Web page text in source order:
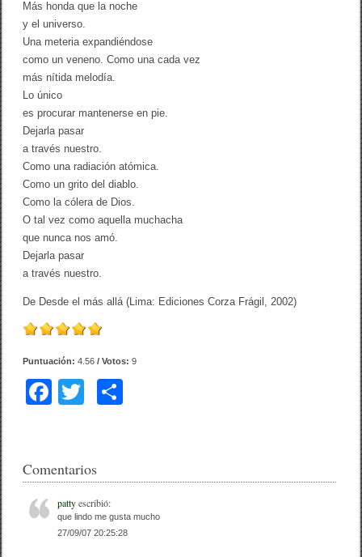
Más honda que la noche
y el universo.
Una meteria expandiéndose
como un veneno. Como una cada vez
más nítida melodía.
Lo único
es procurar mantenerse en pie.
Dejarla pasar
a través nuestro.
Como una radiación atómica.
Como un grito del diablo.
Como la cólera de Dios.
O tal vez como aquella muchacha
que nunca nos amó.
Dejarla pasar
a través nuestro.
De Desde el más allá (Lima: Ediciones Corza Frágil, 2002)
Puntuación:4.56 / Votos:9
F
e
b
o
er
tir
Comentarios
pattyescribió:
que lindo me gusta mucho
27/09/07 20:25:28